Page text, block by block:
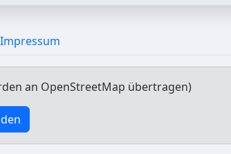
Impressum
an OpenStreetMap übertragen)